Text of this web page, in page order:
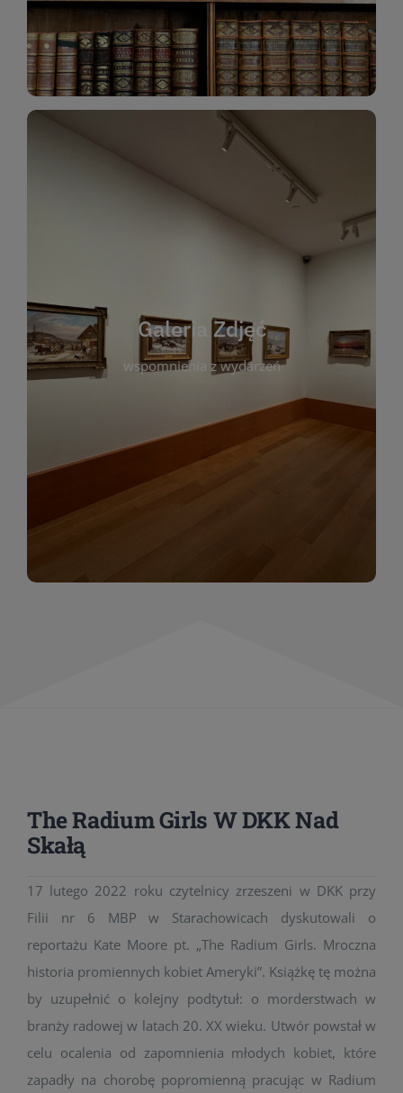
Katalog Zbiorów
Galeria Zdjęć
wspomnienia z wydarzeń
Galeria Zdjęć
wspomnienia z wydarzeń, spotkań i projektów
którym można zobaczyć, jak żyje nasza biblioteka
i jej społeczność. Zdjęcia dokumentują zarówno
uroczyste chwile, jak i codzienne aktywności
czytelników. Regularnie dodajemy nowe galerie,
by każdy mógł powrócić do wyjątkowych
momentów. Zapraszamy do obejrzenia,
wspominania i inspirowania się!
The Radium Girls W DKK Nad
Skałą
17 lutego 2022 roku czytelnicy zrzeszeni w DKK przy
Filii nr 6 MBP w Starachowicach dyskutowali o
reportażu Kate Moore pt. „The Radium Girls. Mroczna
historia promiennych kobiet Ameryki”. Książkę tę można
by uzupełnić o kolejny podtytuł: o morderstwach w
branży radowej w latach 20. XX wieku. Utwór powstał w
celu ocalenia od zapomnienia młodych kobiet, które
zapadły na chorobę popromienną pracując w Radium